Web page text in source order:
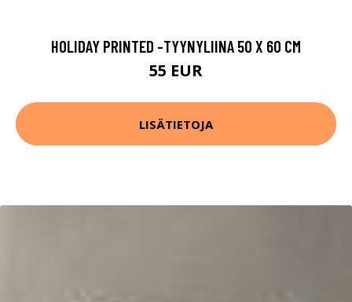
HOLIDAY PRINTED -TYYNYLIINA 50 X 60 CM
55 EUR
LISÄTIETOJA